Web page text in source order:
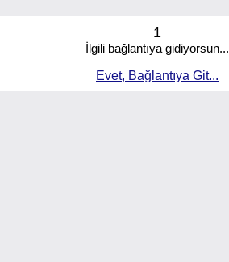
1
İlgili bağlantıya gidiyorsun...
Evet, Bağlantıya Git...